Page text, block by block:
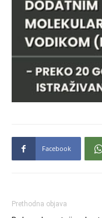
Facebook
Prethodna objava